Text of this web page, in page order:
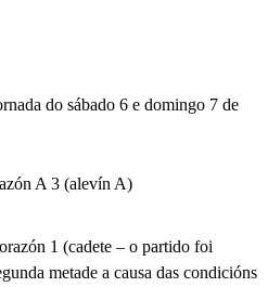
do sábado 6 e domingo 7 de
A 3 (alevín A)
1 (cadete – o partido foi
metade a causa das condicións